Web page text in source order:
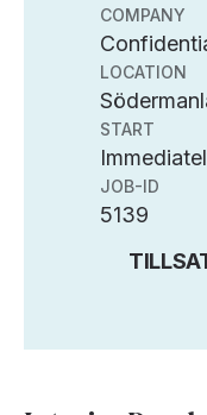
COMPANY
LOCATION
START
JOB-ID
5139